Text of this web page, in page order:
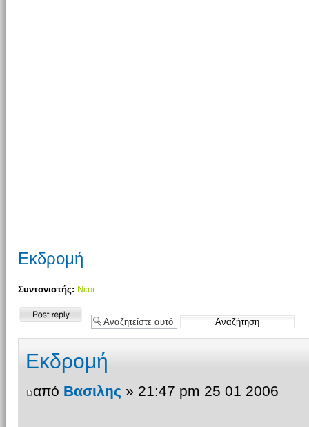
Εκδρομή
Συντονιστής: Νέοι
Δημιουργία
Εκδρομή
από Βασιλης » 21:47 pm 25 01 2006